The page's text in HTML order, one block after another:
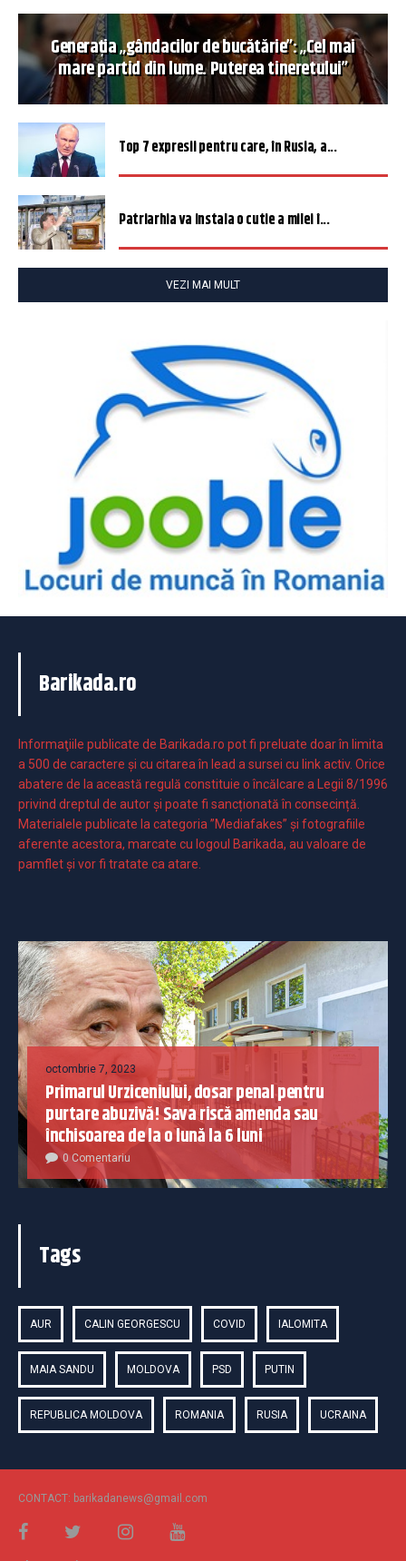
Generația „gândacilor de bucătărie”: „Cel mai
mare partid din lume. Puterea tineretului”
Top 7 expresii pentru care, în Rusia, a...
Patriarhia va instala o cutie a milei î...
VEZI MAI MULT
Barikada.ro
Informaţiile publicate de Barikada.ro pot fi preluate doar în limita
a 500 de caractere şi cu citarea în lead a sursei cu link activ. Orice
abatere de la această regulă constituie o încălcare a Legii 8/1996
privind dreptul de autor și poate fi sancționată în consecință.
Materialele publicate la categoria ”Mediafakes” și fotografiile
aferente acestora, marcate cu logoul Barikada, au valoare de
pamflet și vor fi tratate ca atare.
octombrie 7, 2023
Primarul Urziceniului, dosar penal pentru
purtare abuzivă! Sava riscă amenda sau
închisoarea de la o lună la 6 luni
0 Comentariu
Tags
AUR CALIN GEORGESCU COVID IALOMITA
MAIA SANDU MOLDOVA PSD PUTIN
REPUBLICA MOLDOVA ROMANIA RUSIA UCRAINA
CONTACT: barikadanews@gmail.com